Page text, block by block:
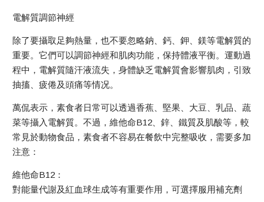
電解質調節神經
除了要攝取足夠熱量，也不要忽略鈉、鈣、鉀、鎂等電解質的
重要。它們可以調節神經和肌肉功能，保持體液平衡。運動過
程中，電解質隨汗液流失，身體缺乏電解質會影響肌肉，引致
抽搐、疲倦及頭痛等情况。
萬侃表示，素食者日常可以透過香蕉、堅果、大豆、乳品、蔬
菜等攝入電解質。不過，維他命B12、鋅、鐵質及肌酸等，較
常見於動物食品，素食者不容易在餐飲中完整吸收，需要多加
注意：
維他命B12：
對能量代謝及紅血球生成等有重要作用，可選擇服用補充劑